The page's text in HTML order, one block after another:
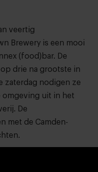
veertig
Brewery is een mooi
(food)bar. De
drie na grootste in
zaterdag nodigen ze
uit in het
De
met de Camden-